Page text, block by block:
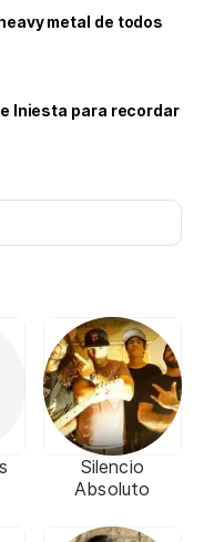
metal de todos
Iniesta para recordar
Silencio
Absoluto